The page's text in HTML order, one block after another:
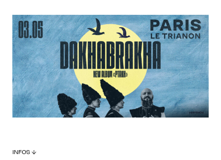
INFOS ↓